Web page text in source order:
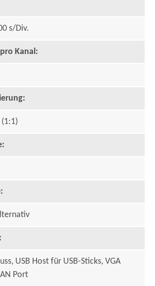
s/Div.
Kanal:
USB Host für USB-Sticks, VGA
Port